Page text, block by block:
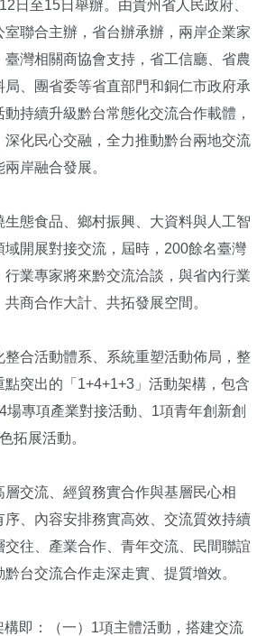
日至15日舉辦。由貴州省人民政府、
室聯合主辦，省台辦承辦，兩岸企業家
灣相關商協會支持，省工信廳、省農
、團省委等省直部門和銅仁市政府承
持續升級黔台常態化交流合作載體，
深化民心交融，全力推動黔台兩地交流
岸融合發展。
態食品、鄉村振興、大資料與人工智
域開展對接交流，屆時，200餘名臺灣
業專家將來黔交流洽談，與省內行業
商合作大計、共拓發展空間。
整合活動體系、系統重塑活動佈局，整
突出的「1+4+1+3」活動架構，包含
場專項產業對接活動、1項青年創新創
拓展活動。
交流、經貿務實合作與基層民心相
序、內容安排務實高效、交流質效持續
往、產業合作、青年交流、民間聯誼
台交流合作走深走實、提質增效。
構即：（一）1項主體活動，搭建交流